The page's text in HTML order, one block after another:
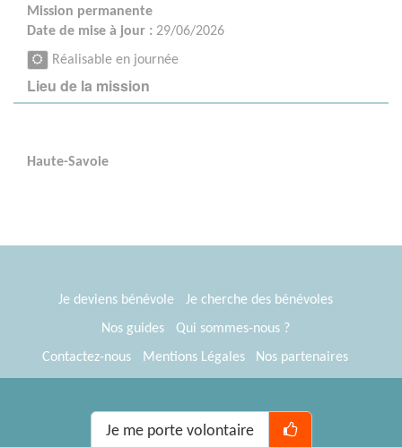
Mission permanente
Date de mise à jour : 29/06/2026
Réalisable en journée
Lieu de la mission
Haute-Savoie
Je me porte volontaire
Je deviens bénévole
Je cherche des bénévoles
Nos guides
Qui sommes-nous ?
Contactez-nous
Mentions Légales
Nos partenaires
® Tous Bénévoles 2012-2026
Webkast